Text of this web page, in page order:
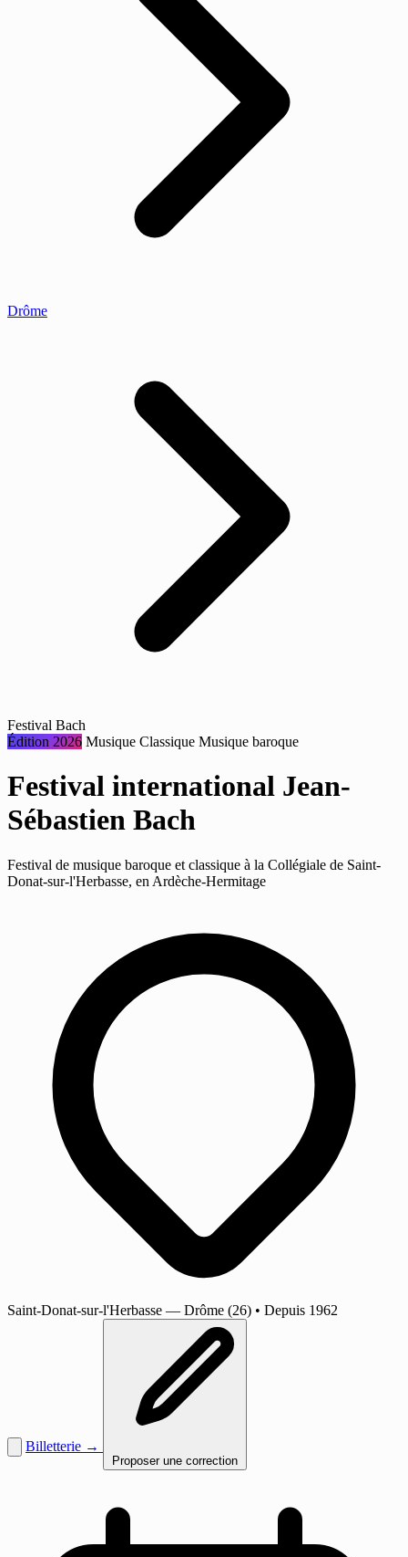
Drôme
Festival Bach
Édition 2026 Musique Classique Musique baroque
Festival international Jean-
Sébastien Bach
Festival de musique baroque et classique à la Collégiale de Saint-
Donat-sur-l'Herbasse, en Ardèche-Hermitage
Saint-Donat-sur-l'Herbasse — Drôme (26) • Depuis 1962
Billetterie →
Proposer une correction